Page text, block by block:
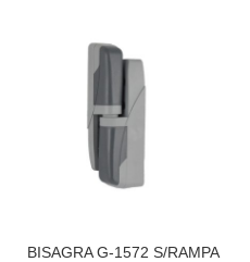
BISAGRA G-1572 S/RAMPA